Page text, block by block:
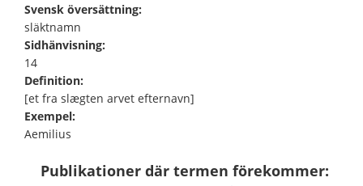
Svensk översättning:
släktnamn
Sidhänvisning:
14
Definition:
[et fra slægten arvet efternavn]
Exempel:
Aemilius
Publikationer där termen förekommer: